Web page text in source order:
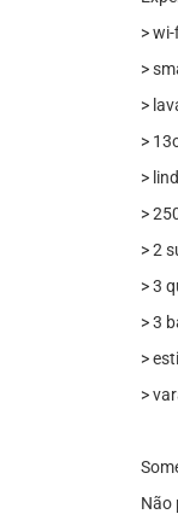
>
>
>
>
>
>
> 2
> 3
> 3
>
>
Não